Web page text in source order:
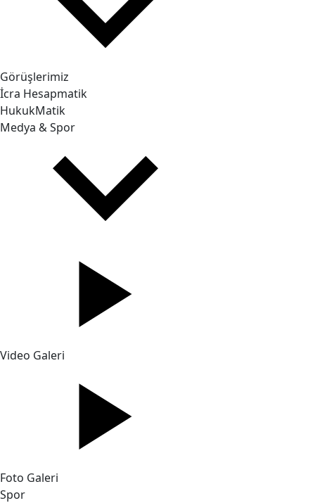
Görüşlerimiz
İcra Hesapmatik
HukukMatik
Medya & Spor
Video Galeri
Foto Galeri
Spor